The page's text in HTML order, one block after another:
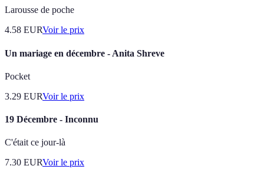
Larousse de poche
4.58 EURVoir le prix
Un mariage en décembre - Anita Shreve
Pocket
3.29 EURVoir le prix
19 Décembre - Inconnu
C'était ce jour-là
7.30 EURVoir le prix